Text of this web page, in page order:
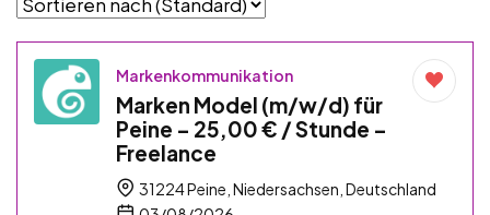
Markenkommunikation
Marken Model (m/w/d) für
Peine – 25,00 € / Stunde –
Freelance
31224 Peine, Niedersachsen, Deutschland